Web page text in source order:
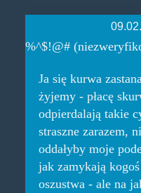
%^$!@#
Ja się kurwa
żyjemy - płacę
odpierdalają takie
straszne zarazem,
oddałyby moje
jak zamykają
oszustwa - ale na